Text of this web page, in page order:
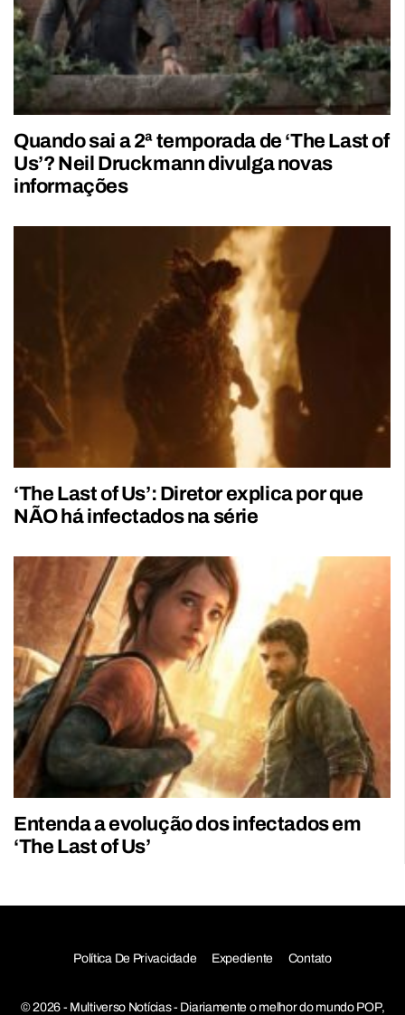
Quando sai a 2ª temporada de ‘The Last of
Us’? Neil Druckmann divulga novas
informações
‘The Last of Us’: Diretor explica por que
NÃO há infectados na série
Entenda a evolução dos infectados em
‘The Last of Us’
Política De Privacidade Expediente Contato
© 2026 - Multiverso Notícias - Diariamente o melhor do mundo POP,